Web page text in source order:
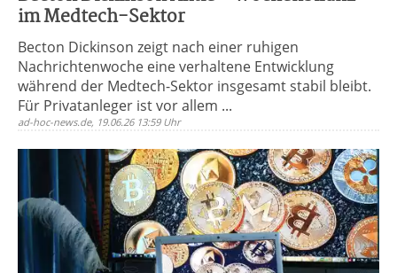
im Medtech-Sektor
Becton Dickinson zeigt nach einer ruhigen
Nachrichtenwoche eine verhaltene Entwicklung
während der Medtech-Sektor insgesamt stabil bleibt.
Für Privatanleger ist vor allem ...
ad-hoc-news.de, 19.06.26 13:59 Uhr